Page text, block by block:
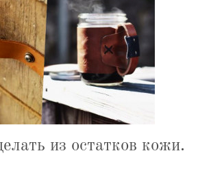
из остатков кожи.